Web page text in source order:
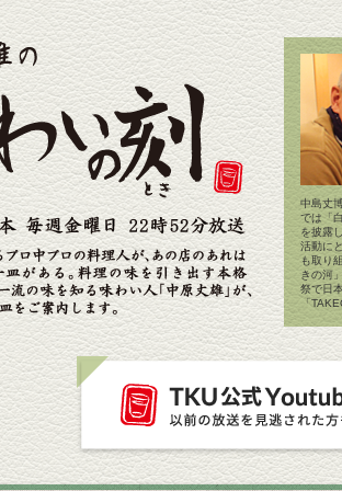
中島丈
では「
を披露
活動に
も取り
きの河
祭で日
「